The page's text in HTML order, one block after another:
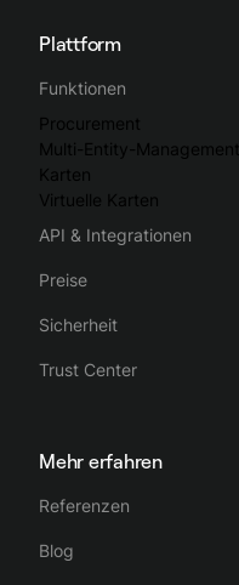
Plattform
Funktionen
Procurement
Multi-Entity-Management
Karten
Virtuelle Karten
API & Integrationen
Preise
Sicherheit
Trust Center
Mehr erfahren
Referenzen
Blog